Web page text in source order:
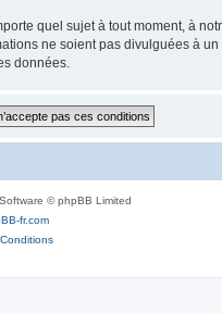
quel sujet à tout moment, à
ne soient pas divulguées à
données.
© phpBB Limited
fr.com
Conditions